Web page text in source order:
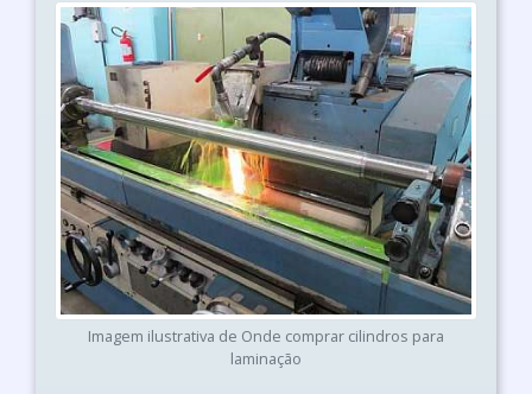
Imagem ilustrativa de Onde comprar cilindros para
laminação